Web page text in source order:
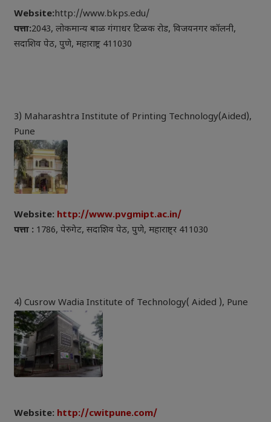
Website:http://www.bkps.edu/
पत्ता:2043, लोकमान्य बाळ गंगाधर टिळक रोड, विजयनगर कॉलनी,
सदाशिव पेठ, पुणे, महाराष्ट्र 411030
3) Maharashtra Institute of Printing Technology(Aided),
Pune
Website: http://www.pvgmipt.ac.in/
पत्ता : 1786, पेरुगेट, सदाशिव पेठ, पुणे, महाराष्ट्र 411030
4) Cusrow Wadia Institute of Technology( Aided ), Pune
Website: http://cwitpune.com/